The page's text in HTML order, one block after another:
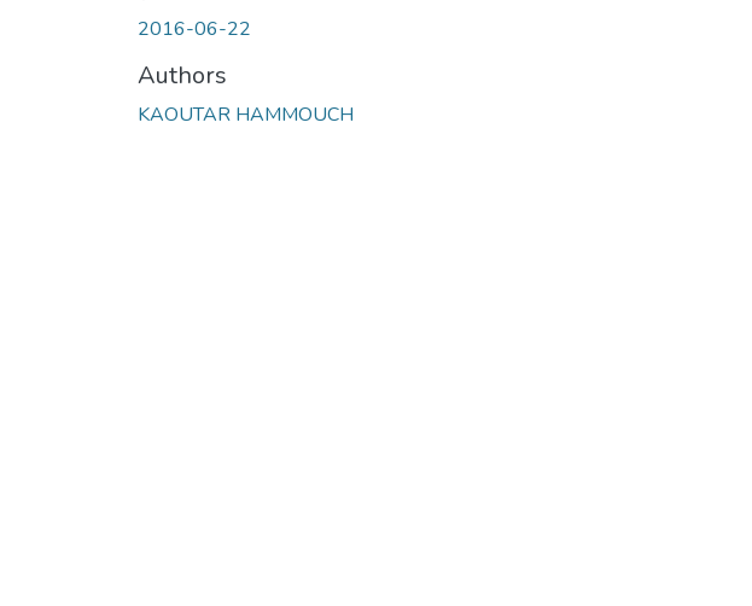
2016-06-22
Authors
KAOUTAR HAMMOUCH